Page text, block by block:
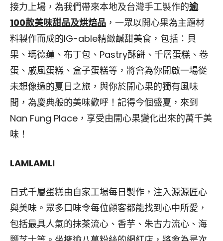
接力上場，為我們帶來本地及台灣手工製作的逾
100款美味甜品及烘焙品 ，一眾以開心果為主題材
料製作而成的IG-able精緻鹹甜美食，包括：貝
果、瑪德蓮、布丁包、Pastry酥餅、千層蛋糕、卷
蛋、戚風蛋糕、盒子蛋糕等，將會為你開啟一場從
未想像過的夏日之旅，與你於開心果的獨有風味
間，為慶典般的美味歡呼！記得今個盛夏，來到
Nan Fung Place，享受由開心果變化出來的萬千美
味！
LAMLAMLI
日式千層蛋糕由自家工場每日製作，注入源源匠心
與美味。眾多口味令每位顧客都能找到心中所愛，
包括最具人氣的抹茶流心、香芋、朱古力流心、海